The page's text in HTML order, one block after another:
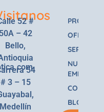
52 #
50A – 42
Bello,
54
# 3 – 15
Medellín
OFERTAS
SERVICIOS
NUESTRA
EMPRESA
BLOG